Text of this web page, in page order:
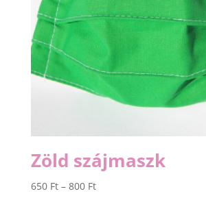
Zöld szájmaszk
650 Ft – 800 FtÁrtartomány: